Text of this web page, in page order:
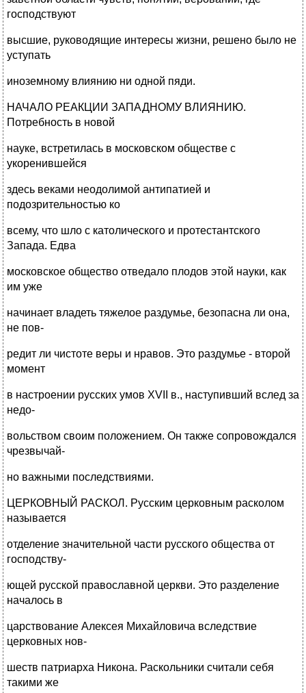
господствуют
высшие, руководящие интересы жизни, решено было не
уступать
иноземному влиянию ни одной пяди.
НАЧАЛО РЕАКЦИИ ЗАПАДНОМУ ВЛИЯНИЮ.
Потребность в новой
науке, встретилась в московском обществе с
укоренившейся
здесь веками неодолимой антипатией и
подозрительностью ко
всему, что шло с католического и протестантского
Запада. Едва
московское общество отведало плодов этой науки, как
им уже
начинает владеть тяжелое раздумье, безопасна ли она,
не пов-
редит ли чистоте веры и нравов. Это раздумье - второй
момент
в настроении русских умов XVII в., наступивший вслед за
недо-
вольством своим положением. Он также сопровождался
чрезвычай-
но важными последствиями.
ЦЕРКОВНЫЙ РАСКОЛ. Русским церковным расколом
называется
отделение значительной части русского общества от
господству-
ющей русской православной церкви. Это разделение
началось в
царствование Алексея Михайловича вследствие
церковных нов-
шеств патриарха Никона. Раскольники считали себя
такими же